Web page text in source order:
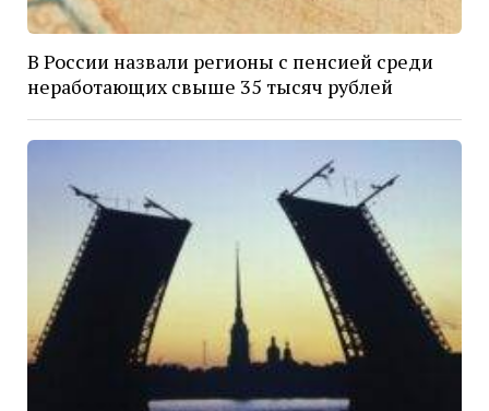
В России назвали регионы с пенсией среди
неработающих свыше 35 тысяч рублей